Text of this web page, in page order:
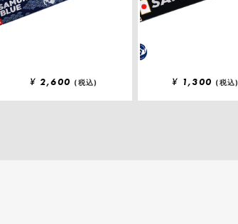
¥ 2,600 (税込) ¥ 1,300 (税込)